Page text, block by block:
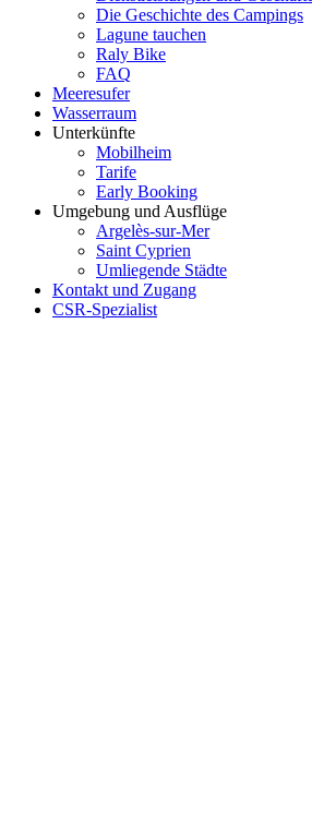
Die Geschichte des Campings
Lagune tauchen
Raly Bike
FAQ
Meeresufer
Wasserraum
Unterkünfte
Mobilheim
Tarife
Early Booking
Umgebung und Ausflüge
Argelès-sur-Mer
Saint Cyprien
Umliegende Städte
Kontakt und Zugang
CSR-Spezialist